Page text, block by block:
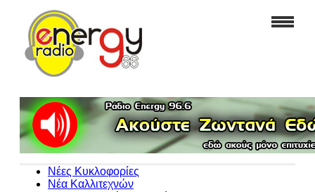
Νέες Κυκλοφορίες
Νέα Καλλιτεχνών